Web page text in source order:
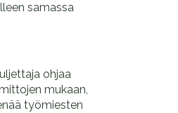
samassa
ohjaa
mukaan,
työmiesten